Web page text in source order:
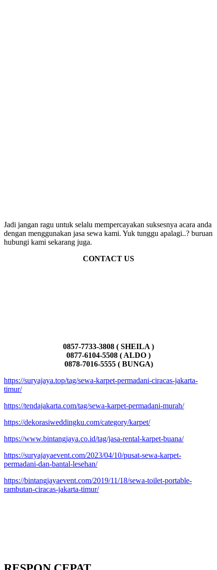
Jadi jangan ragu untuk selalu mempercayakan suksesnya acara anda
dengan menggunakan jasa sewa kami. Yuk tunggu apalagi..? buruan
hubungi kami sekarang juga.
CONTACT US
0857-7733-3808 ( SHEILA )
0877-6104-5508 ( ALDO )
0878-7016-5555 ( BUNGA)
https://suryajaya.top/tag/sewa-karpet-permadani-ciracas-jakarta-
timur/
https://tendajakarta.com/tag/sewa-karpet-permadani-murah/
https://dekorasiweddingku.com/category/karpet/
https://www.bintangjaya.co.id/tag/jasa-rental-karpet-buana/
https://suryajayaevent.com/2023/04/10/pusat-sewa-karpet-
permadani-dan-bantal-lesehan/
https://bintangjayaevent.com/2019/11/18/sewa-toilet-portable-
rambutan-ciracas-jakarta-timur/